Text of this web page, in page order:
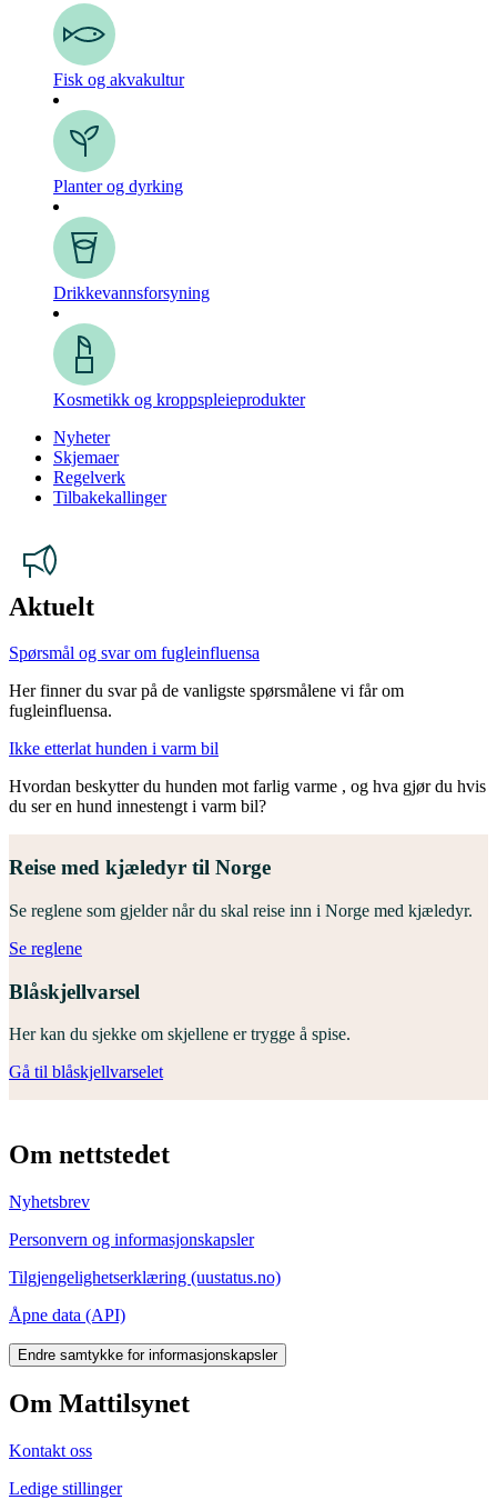
Fisk og akvakultur
Planter og dyrking
Drikkevanns­forsyning
Kosmetikk og kroppspleie­produkter
Nyheter
Skjemaer
Regelverk
Tilbakekallinger
Aktuelt
Spørsmål og svar om fugleinfluensa
Her finner du svar på de vanligste spørsmålene vi får om
fugleinfluensa.
Ikke etterlat hunden i varm bil
Hvordan beskytter du hunden mot farlig varme , og hva gjør du hvis
du ser en hund innestengt i varm bil?
Reise med kjæledyr til Norge
Se reglene som gjelder når du skal reise inn i Norge med kjæledyr.
Se reglene
Blåskjellvarsel
Her kan du sjekke om skjellene er trygge å spise.
Gå til blåskjellvarselet
Om nettstedet
Nyhetsbrev
Personvern og informasjonskapsler
Tilgjengelighetserklæring (uustatus.no)
Åpne data (API)
Endre samtykke for informasjonskapsler
Om Mattilsynet
Kontakt oss
Ledige stillinger